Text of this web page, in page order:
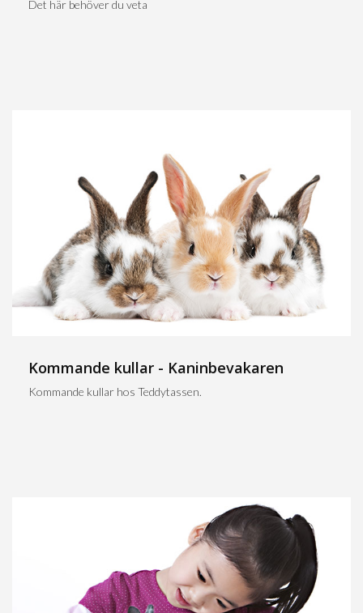
Det här behöver du veta
Kommande kullar - Kaninbevakaren
Kommande kullar hos Teddytassen.